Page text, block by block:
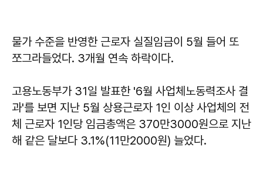
물가 수준을 반영한 근로자 실질임금이 5월 들어 또
쪼그라들었다. 3개월 연속 하락이다.
고용노동부가 31일 발표한 '6월 사업체노동력조사 결
과'를 보면 지난 5월 상용근로자 1인 이상 사업체의 전
체 근로자 1인당 임금총액은 370만3000원으로 지난
해 같은 달보다 3.1%(11만2000원) 늘었다.